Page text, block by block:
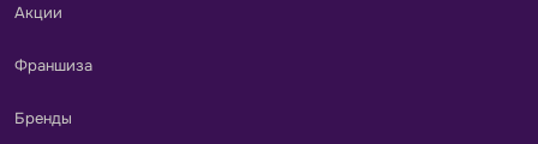
Акции
Франшиза
Бренды